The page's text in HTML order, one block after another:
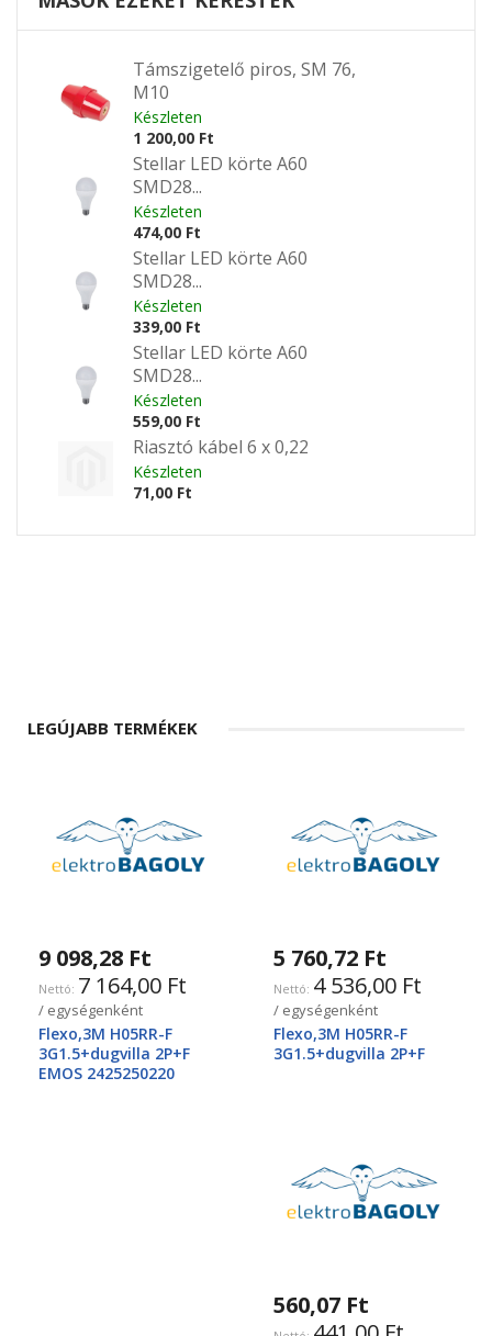
Támszigetelő piros, SM 76,
M10
Készleten
1 200,00 Ft
Stellar LED körte A60
SMD28...
Készleten
474,00 Ft
Stellar LED körte A60
SMD28...
Készleten
339,00 Ft
Stellar LED körte A60
SMD28...
Készleten
559,00 Ft
Riasztó kábel 6 x 0,22
Készleten
71,00 Ft
LEGÚJABB TERMÉKEK
9 098,28 Ft
7 164,00 Ft
/ egységenként
Flexo,3M H05RR-F
3G1.5+dugvilla 2P+F
EMOS 2425250220
5 760,72 Ft
4 536,00 Ft
/ egységenként
Flexo,3M H05RR-F
3G1.5+dugvilla 2P+F
560,07 Ft